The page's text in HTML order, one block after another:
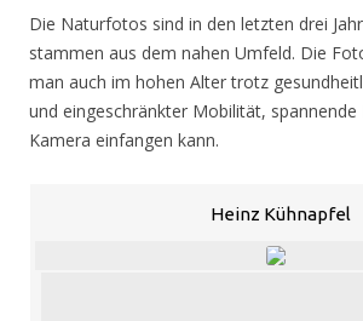
Die Naturfotos sind in den letzten drei
stammen aus dem nahen Umfeld. Die
man auch im hohen Alter trotz
und eingeschränkter Mobilität,
Kamera einfangen kann.
Heinz Kühnapfel